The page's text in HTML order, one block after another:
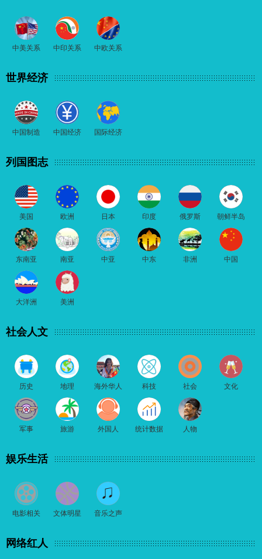
中美关系 中印关系 中欧关系
世界经济
中国制造 中国经济 国际经济
列国图志
美国 欧洲 日本 印度 俄罗斯 朝鲜半岛
东南亚 南亚 中亚 中东 非洲 中国
大洋洲 美洲
社会人文
历史 地理 海外华人 科技 社会 文化
军事 旅游 外国人 统计数据 人物
娱乐生活
电影相关 文体明星 音乐之声
网络红人